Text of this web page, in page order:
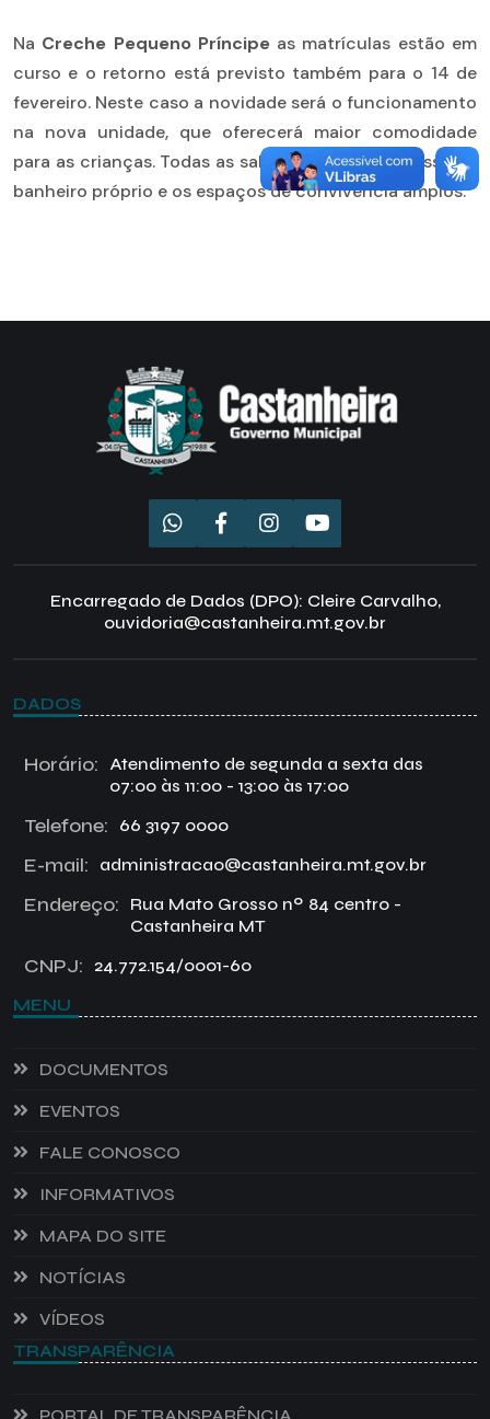
Na Creche Pequeno Príncipeas matrículas estão em
curso e o retorno está previsto também para o 14 de
fevereiro. Neste caso a novidade será o funcionamento
na nova unidade, que oferecerá maior comodidade
para as crianças. Todas as salas, por exemplo, possuem
banheiro próprio e os espaços de convivência amplos.
Encarregado de Dados (DPO): Cleire Carvalho,
ouvidoria@castanheira.mt.gov.br
DADOS
Horário:
Atendimento de segunda a sexta das
07:00 às 11:00 - 13:00 às 17:00
Telefone: 66 3197 0000
E-mail: administracao@castanheira.mt.gov.br
Endereço:
Rua Mato Grosso nº 84 centro -
Castanheira MT
CNPJ: 24.772.154/0001-60
MENU
DOCUMENTOS
EVENTOS
FALE CONOSCO
INFORMATIVOS
MAPA DO SITE
NOTÍCIAS
VÍDEOS
TRANSPARÊNCIA